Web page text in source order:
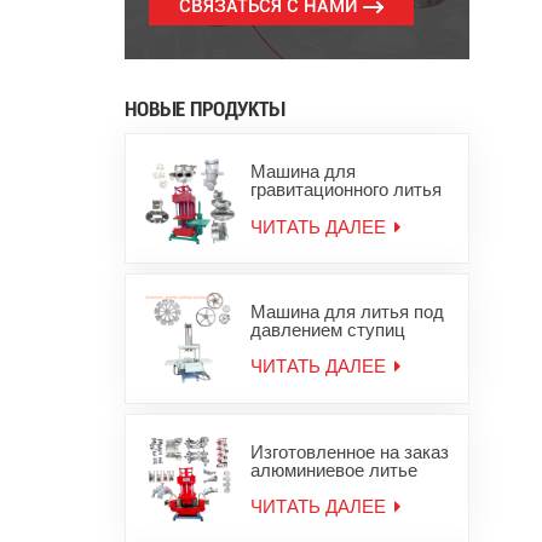
СВЯЗАТЬСЯ С НАМИ
НОВЫЕ ПРОДУКТЫ
Машина для
гравитационного литья
алюминиевых слитков
для цинковых
ЧИТАТЬ ДАЛЕЕ
Машина для литья под
давлением ступиц
сплава
ЧИТАТЬ ДАЛЕЕ
Изготовленное на заказ
алюминиевое литье
оборудование для
ЧИТАТЬ ДАЛЕЕ